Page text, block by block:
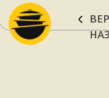
ВЕРНУТЬСЯ
НАЗАД